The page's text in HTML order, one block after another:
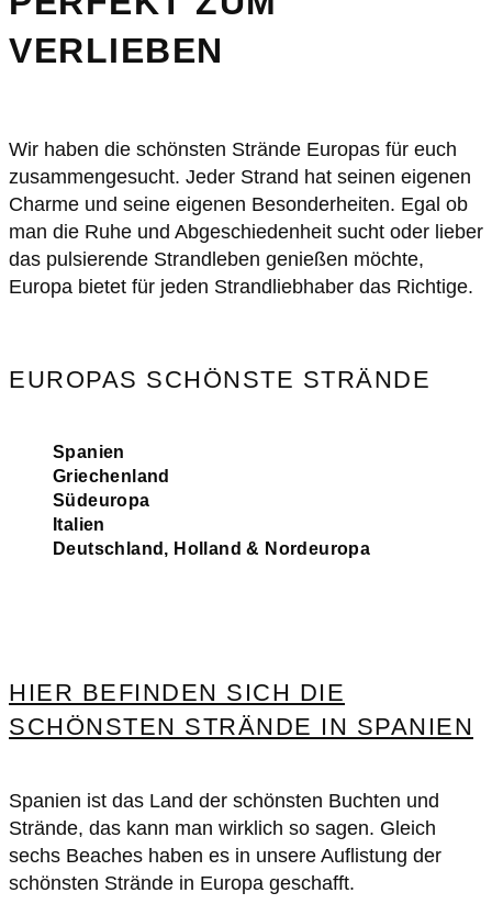
VERLIEBEN
Wir haben die schönsten Strände Europas für euch
zusammengesucht. Jeder Strand hat seinen eigenen
Charme und seine eigenen Besonderheiten. Egal ob
man die Ruhe und Abgeschiedenheit sucht oder lieber
das pulsierende Strandleben genießen möchte,
Europa bietet für jeden Strandliebhaber das Richtige.
EUROPAS SCHÖNSTE STRÄNDE
Spanien
Griechenland
Südeuropa
Italien
Deutschland, Holland & Nordeuropa
HIER BEFINDEN SICH DIE
SCHÖNSTEN STRÄNDE IN SPANIEN
Spanien ist das Land der schönsten Buchten und
Strände, das kann man wirklich so sagen. Gleich
sechs Beaches haben es in unsere Auflistung der
schönsten Strände in Europa geschafft.